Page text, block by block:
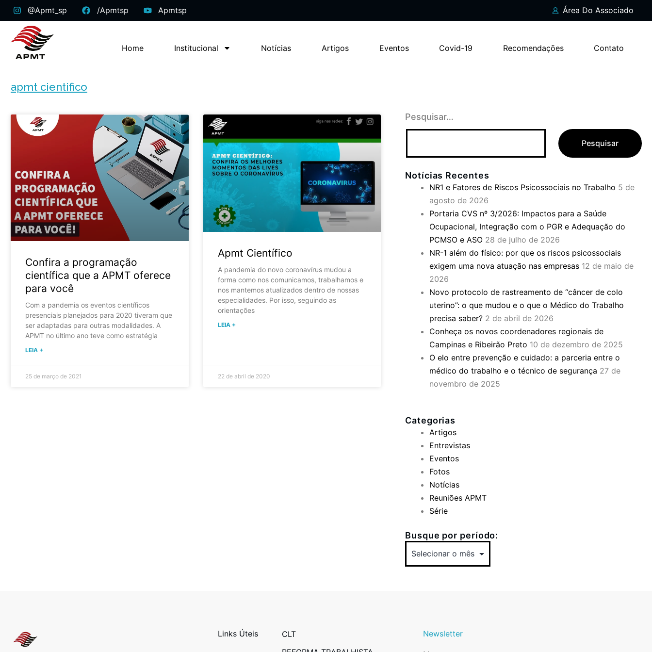
@apmt_sp /apmtsp Apmtsp Área Do Associado
Home Institucional Notícias Artigos Eventos Covid-19 Recomendações Contato
apmt cientifico
Confira a programação
científica que a APMT oferece
para você
Com a pandemia os eventos científicos
presenciais planejados para 2020 tiveram que
ser adaptadas para outras modalidades. A
APMT no último ano teve como estratégia
LEIA +
25 de março de 2021
Apmt Científico
A pandemia do novo coronavírus mudou a
forma como nos comunicamos, trabalhamos e
nos mantemos atualizados dentro de nossas
especialidades. Por isso, seguindo as
orientações
LEIA +
22 de abril de 2020
Pesquisar…
Notícias Recentes
NR1 e Fatores de Riscos Psicossociais no Trabalho 5 de
agosto de 2026
Portaria CVS nº 3/2026: Impactos para a Saúde
Ocupacional, Integração com o PGR e Adequação do
PCMSO e ASO 28 de julho de 2026
NR-1 além do físico: por que os riscos psicossociais
exigem uma nova atuação nas empresas 12 de maio de
2026
Novo protocolo de rastreamento de “câncer de colo
uterino”: o que mudou e o que o Médico do Trabalho
precisa saber? 2 de abril de 2026
Conheça os novos coordenadores regionais de
Campinas e Ribeirão Preto 10 de dezembro de 2025
O elo entre prevenção e cuidado: a parceria entre o
médico do trabalho e o técnico de segurança 27 de
novembro de 2025
Categorias
Artigos
Entrevistas
Eventos
Fotos
Notícias
Reuniões APMT
Série
Busque por período:
Links Úteis
CLT
Newsletter